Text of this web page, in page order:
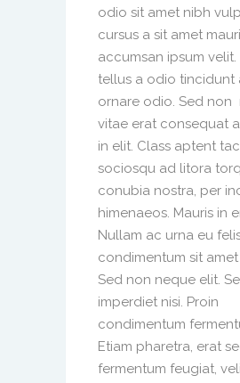
odio sit amet nibh
cursus a sit amet
accumsan ipsum velit.
tellus a odio tincidunt
ornare odio. Sed non
vitae erat consequat
in elit. Class aptent
sociosqu ad litora
conubia nostra, per
himenaeos. Mauris in
Nullam ac urna eu
condimentum sit
Sed non neque elit.
imperdiet nisi. Proin
condimentum
Etiam pharetra, erat
fermentum feugiat,